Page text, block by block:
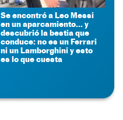
Se encontró a Leo Messi
en un aparcamiento... y
descubrió la bestia que
conduce: no es un Ferrari
ni un Lamborghini y esto
es lo que cuesta